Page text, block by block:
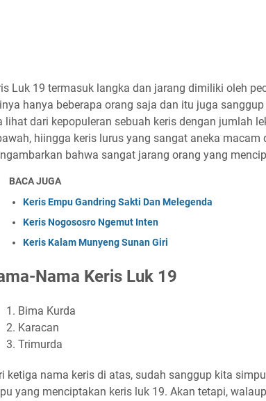
Luk 19 termasuk langka dan jarang dimiliki oleh
hanya beberapa orang saja dan itu juga
lihat dari kepopuleran sebuah keris dengan jumlah
hiingga keris lurus yang sangat aneka macam
bahwa sangat jarang orang yang
BACA JUGA
Keris Empu Gandring Sakti Dan Melegenda
Keris Nogososro Ngemut Inten
Keris Kalam Munyeng Sunan Giri
Nama Keris Luk 19
Bima Kurda
Karacan
Trimurda
ketiga nama keris di atas, sudah sanggup kita
yang menciptakan keris luk 19. Akan tetapi,